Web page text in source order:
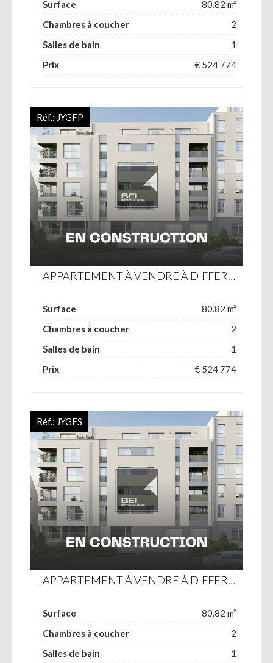
Surface
80.82 m²
Chambres à coucher
2
Salles de bain
1
Prix
€ 524 774
Réf.: JYGFP
APPARTEMENT À VENDRE À DIFFERDANGE
Surface
80.82 m²
Chambres à coucher
2
Salles de bain
1
Prix
€ 524 774
Réf.: JYGFS
APPARTEMENT À VENDRE À DIFFERDANGE
Surface
80.82 m²
Chambres à coucher
2
Salles de bain
1